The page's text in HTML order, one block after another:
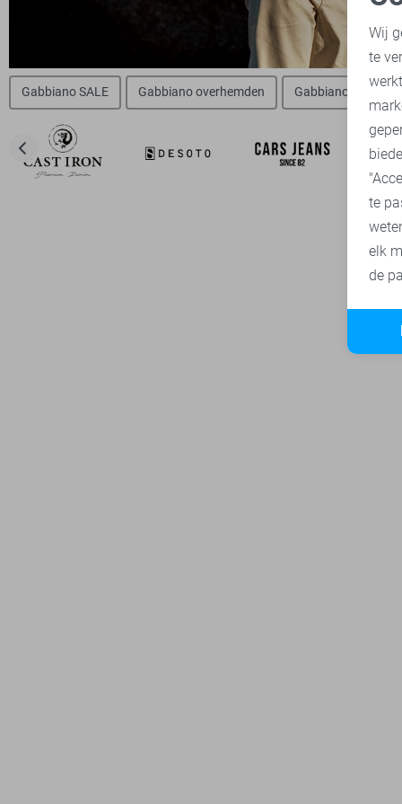
Gabbiano SALE Gabbiano overhemden Gabbiano t-shirts
Wij
te
te
elk
de